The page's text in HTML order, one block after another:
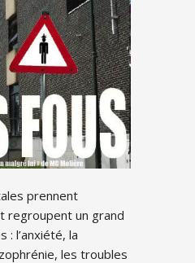
prennent
regroupent un grand
: l’anxiété, la
les troubles